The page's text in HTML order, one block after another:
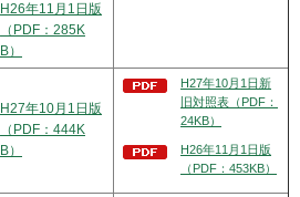
H26年11月1日版
（PDF：285K
B）
H27年10月1日版
（PDF：444K
B）
H27年10月1日新
旧対照表（PDF：
24KB）
H26年11月1日版
（PDF：453KB）